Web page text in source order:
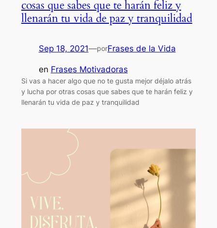
cosas que sabes que te harán feliz y
llenarán tu vida de paz y tranquilidad
Sep 18, 2021—porFrases de la Vida
en Frases Motivadoras
Si vas a hacer algo que no te gusta mejor déjalo atrás
y lucha por otras cosas que sabes que te harán feliz y
llenarán tu vida de paz y tranquilidad